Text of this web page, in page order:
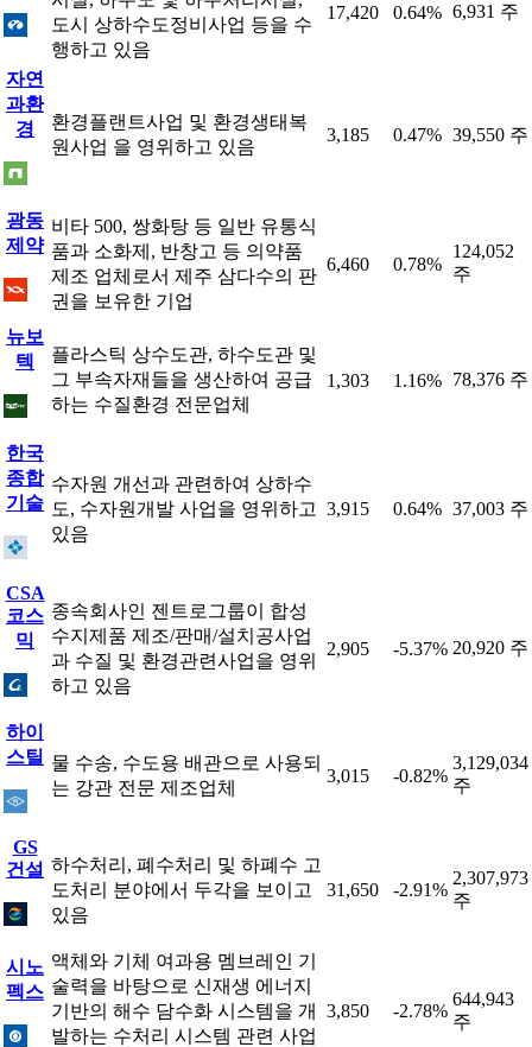
도시 상하수도정비사업 등을 수
행하고 있음
17,420 0.64% 6,931 주
자연
과환
경
환경플랜트사업 및 환경생태복
원사업 을 영위하고 있음
3,185 0.47% 39,550 주
광동
제약
비타 500, 쌍화탕 등 일반 유통식
품과 소화제, 반창고 등 의약품
제조 업체로서 제주 삼다수의 판
권을 보유한 기업
6,460 0.78%
124,052
주
뉴보
텍
플라스틱 상수도관, 하수도관 및
그 부속자재들을 생산하여 공급
하는 수질환경 전문업체
1,303 1.16% 78,376 주
한국
종합
기술
수자원 개선과 관련하여 상하수
도, 수자원개발 사업을 영위하고
있음
3,915 0.64% 37,003 주
CSA
코스
믹
종속회사인 젠트로그룹이 합성
수지제품 제조/판매/설치공사업
과 수질 및 환경관련사업을 영위
하고 있음
2,905 -5.37% 20,920 주
하이
스틸 물 수송, 수도용 배관으로 사용되
는 강관 전문 제조업체
3,015 -0.82%
3,129,034
주
GS
건설 하수처리, 폐수처리 및 하폐수 고
도처리 분야에서 두각을 보이고
있음
31,650 -2.91%
2,307,973
주
시노
펙스
액체와 기체 여과용 멤브레인 기
술력을 바탕으로 신재생 에너지
기반의 해수 담수화 시스템을 개
발하는 수처리 시스템 관련 사업
3,850 -2.78%
644,943
주